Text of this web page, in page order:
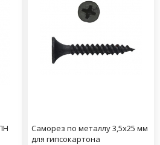
Саморез по металлу 3,5х25 мм
для гипсокартона